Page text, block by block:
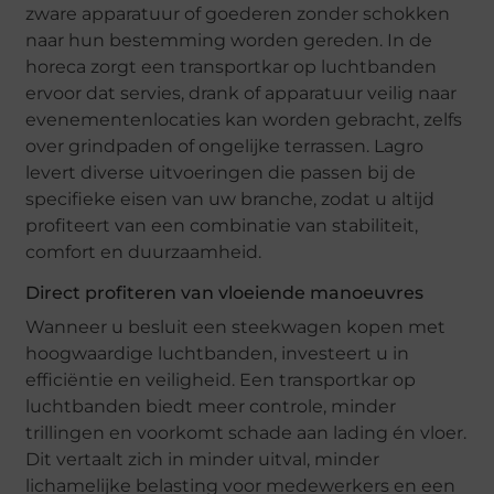
zware apparatuur of goederen zonder schokken
naar hun bestemming worden gereden. In de
horeca zorgt een transportkar op luchtbanden
ervoor dat servies, drank of apparatuur veilig naar
evenementenlocaties kan worden gebracht, zelfs
over grindpaden of ongelijke terrassen. Lagro
levert diverse uitvoeringen die passen bij de
specifieke eisen van uw branche, zodat u altijd
profiteert van een combinatie van stabiliteit,
comfort en duurzaamheid.
Direct profiteren van vloeiende manoeuvres
Wanneer u besluit een steekwagen kopen met
hoogwaardige luchtbanden, investeert u in
efficiëntie en veiligheid. Een transportkar op
luchtbanden biedt meer controle, minder
trillingen en voorkomt schade aan lading én vloer.
Dit vertaalt zich in minder uitval, minder
lichamelijke belasting voor medewerkers en een